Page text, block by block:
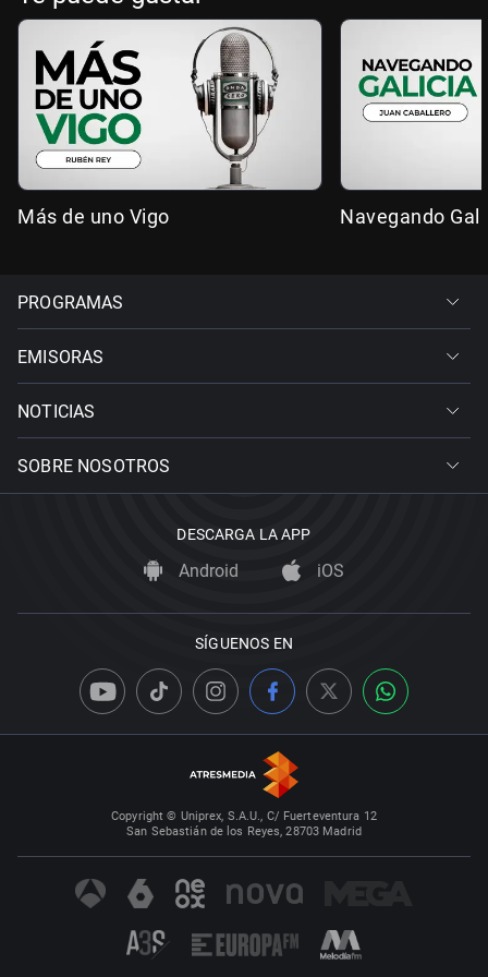
Más de uno Vigo Navegando
PROGRAMAS
EMISORAS
NOTICIAS
SOBRE NOSOTROS
DESCARGA LA APP
Android iOS
SÍGUENOS EN
Copyright © Uniprex, S.A.U., C/ Fuerteventura 12
San Sebastián de los Reyes, 28703 Madrid